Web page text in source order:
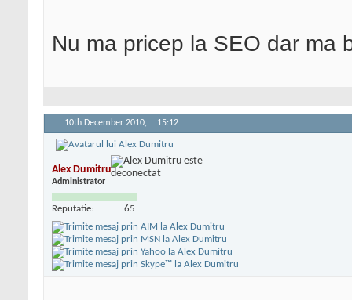
Nu ma pricep la SEO dar ma
10th December 2010, 15:12
Alex Dumitru
Administrator
Reputatie: 65